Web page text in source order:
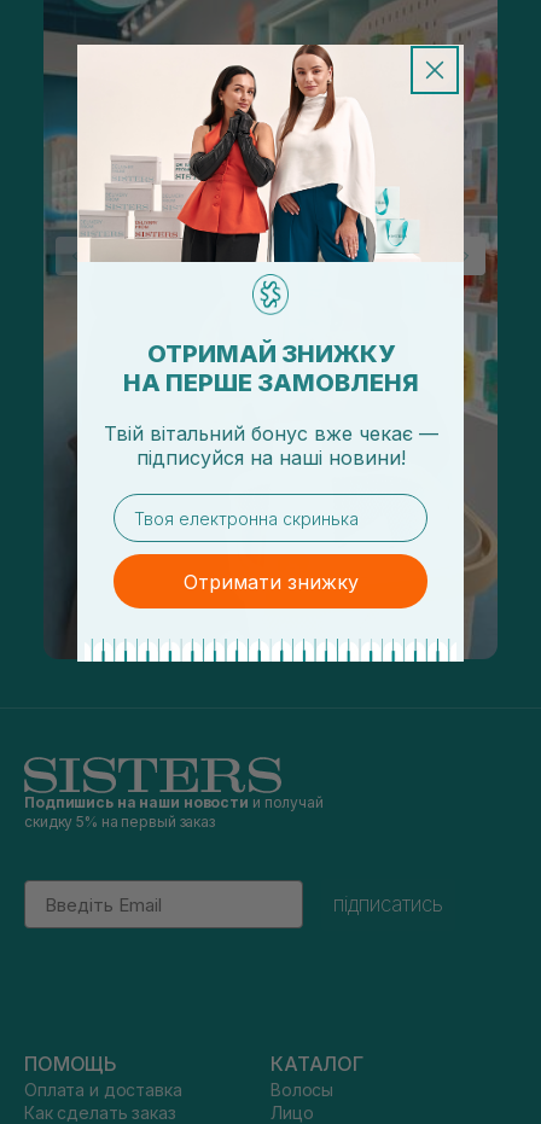
Подпишись на наши новости и получай
скидку 5% на первый заказ
Email
підписатись
ПОМОЩЬ
Оплата и доставка
Как сделать заказ
КАТАЛОГ
Волосы
Лицо
ОТРИМАЙ ЗНИЖКУ
НА ПЕРШЕ ЗАМОВЛЕНЯ
Твій вітальний бонус вже чекає —
підписуйся на наші новини!
email
Отримати знижку